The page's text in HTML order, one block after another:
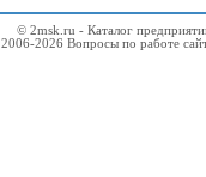
© 2msk.ru - Каталог
2006-2026 Вопросы по работе